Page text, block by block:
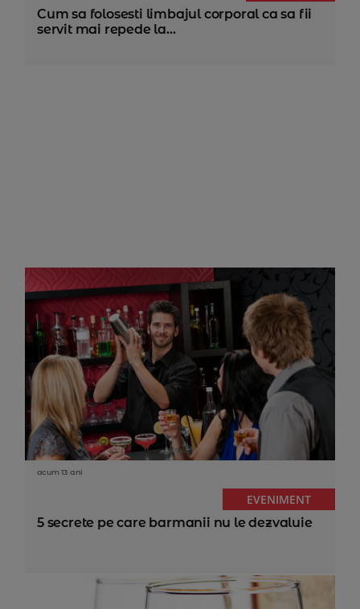
Cum sa folosesti limbajul corporal ca sa fii
servit mai repede la...
acum 13 ani
EVENIMENT
5 secrete pe care barmanii nu le dezvaluie